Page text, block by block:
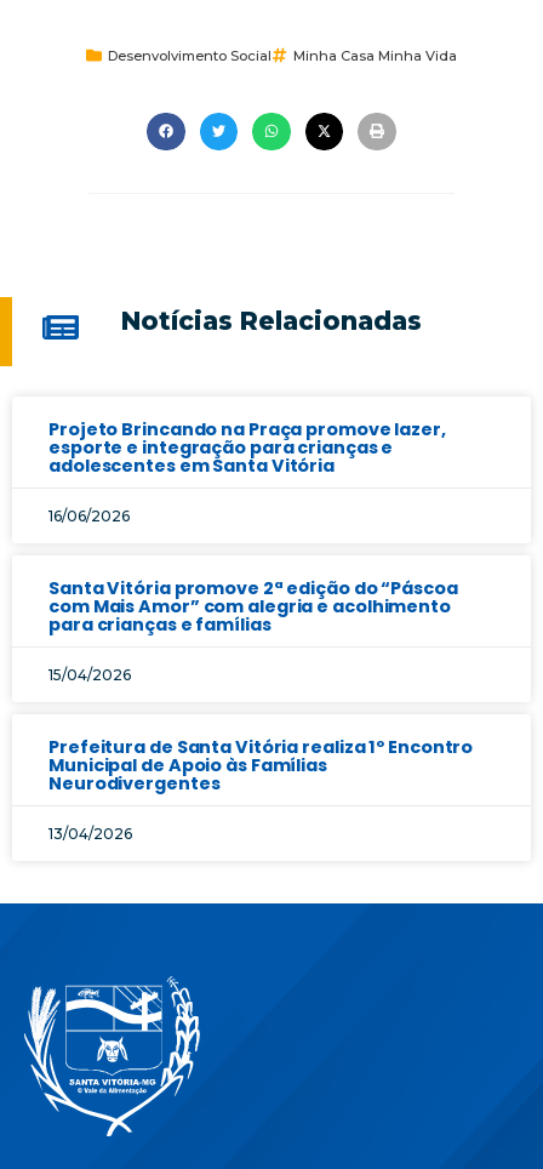
Desenvolvimento Social Minha Casa Minha Vida
Notícias Relacionadas
Projeto Brincando na Praça promove lazer,
esporte e integração para crianças e
adolescentes em Santa Vitória
16/06/2026
Santa Vitória promove 2ª edição do “Páscoa
com Mais Amor” com alegria e acolhimento
para crianças e famílias
15/04/2026
Prefeitura de Santa Vitória realiza 1º Encontro
Municipal de Apoio às Famílias
Neurodivergentes
13/04/2026